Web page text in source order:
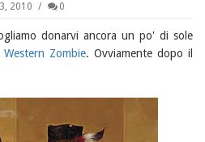
2010 0
donarvi ancora un po' di sole
Western Zombie. Ovviamente dopo il